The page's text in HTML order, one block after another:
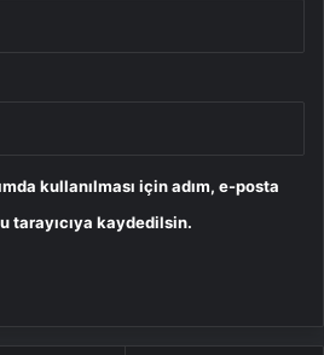
kullanılması için adım, e-posta
tarayıcıya kaydedilsin.